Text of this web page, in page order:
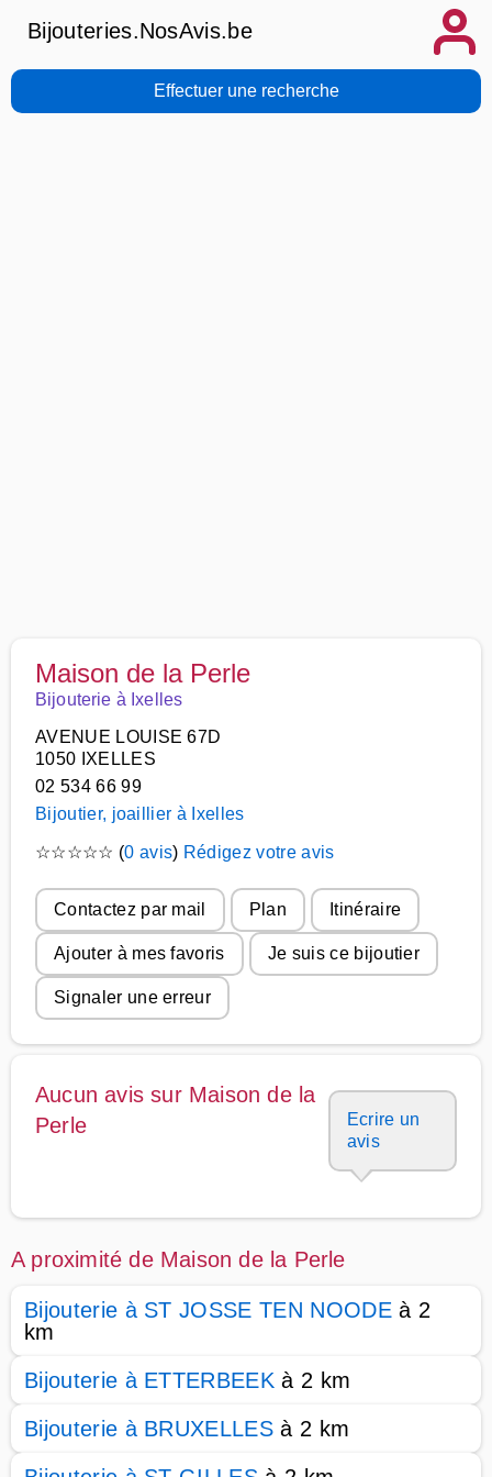
Bijouteries.NosAvis.be
Effectuer une recherche
Maison de la Perle
Bijouterie à Ixelles
AVENUE LOUISE 67D
1050 IXELLES
02 534 66 99
Bijoutier, joaillier à Ixelles
☆☆☆☆☆ (0 avis) Rédigez votre avis
Contactez par mail Plan Itinéraire
Ajouter à mes favoris Je suis ce bijoutier
Signaler une erreur
Aucun avis sur Maison de la
Perle
Ecrire un
avis
A proximité de Maison de la Perle
Bijouterie à ST JOSSE TEN NOODEà 2
km
Bijouterie à ETTERBEEK à 2 km
Bijouterie à BRUXELLES à 2 km